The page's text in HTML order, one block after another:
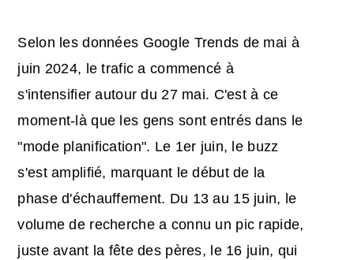
Selon les données Google Trends de mai à
juin 2024, le trafic a commencé à
s'intensifier autour du 27 mai. C'est à ce
moment-là que les gens sont entrés dans le
"mode planification". Le 1er juin, le buzz
s'est amplifié, marquant le début de la
phase d'échauffement. Du 13 au 15 juin, le
volume de recherche a connu un pic rapide,
juste avant la fête des pères, le 16 juin, qui